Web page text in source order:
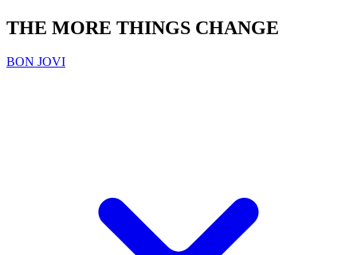
THE MORE THINGS CHANGE
BON JOVI